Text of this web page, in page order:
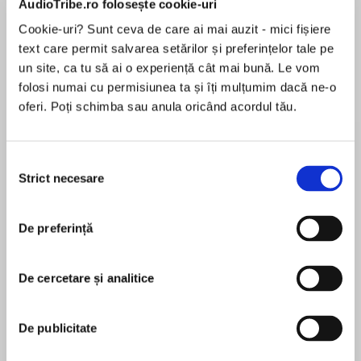
AudioTribe.ro folosește cookie-uri
Cookie-uri? Sunt ceva de care ai mai auzit - mici fișiere
text care permit salvarea setărilor și preferințelor tale pe
un site, ca tu să ai o experiență cât mai bună. Le vom
folosi numai cu permisiunea ta și îți mulțumim dacă ne-o
oferi. Poți schimba sau anula oricând acordul tău.
consimțământului
Strict necesare
De preferință
De cercetare și analitice
De publicitate
Desprecarte
Everybody’s talking - but what’s really going on?
about her past and private about her new life.
Over in Long Dansbury, there’s always a rumour
circulating about Xander – but the eligible
Then a rumour starts that Longbridge Hall is up
for sale. Home to the eccentric Fortescues, it
has dominated Long Dansbury lives for
pentru această carte
Freya North is the author of many bestselling